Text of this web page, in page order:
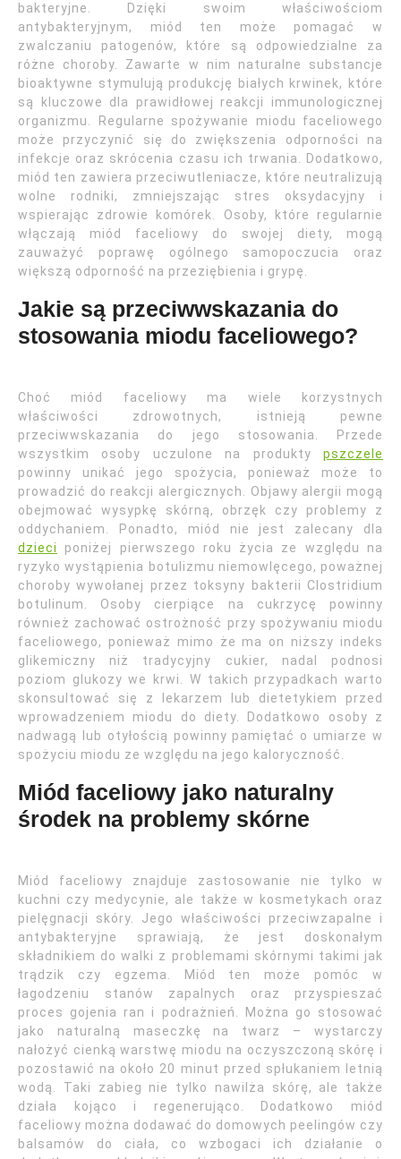
bakteryjne. Dzięki swoim właściwościom
antybakteryjnym, miód ten może pomagać w
zwalczaniu patogenów, które są odpowiedzialne za
różne choroby. Zawarte w nim naturalne substancje
bioaktywne stymulują produkcję białych krwinek, które
są kluczowe dla prawidłowej reakcji immunologicznej
organizmu. Regularne spożywanie miodu faceliowego
może przyczynić się do zwiększenia odporności na
infekcje oraz skrócenia czasu ich trwania. Dodatkowo,
miód ten zawiera przeciwutleniacze, które neutralizują
wolne rodniki, zmniejszając stres oksydacyjny i
wspierając zdrowie komórek. Osoby, które regularnie
włączają miód faceliowy do swojej diety, mogą
zauważyć poprawę ogólnego samopoczucia oraz
większą odporność na przeziębienia i grypę.
Jakie są przeciwwskazania do
stosowania miodu faceliowego?
Choć miód faceliowy ma wiele korzystnych
właściwości zdrowotnych, istnieją pewne
przeciwwskazania do jego stosowania. Przede
wszystkim osoby uczulone na produkty pszczele
powinny unikać jego spożycia, ponieważ może to
prowadzić do reakcji alergicznych. Objawy alergii mogą
obejmować wysypkę skórną, obrzęk czy problemy z
oddychaniem. Ponadto, miód nie jest zalecany dla
dzieci
poniżej pierwszego roku życia ze względu na
ryzyko wystąpienia botulizmu niemowlęcego, poważnej
choroby wywołanej przez toksyny bakterii Clostridium
botulinum. Osoby cierpiące na cukrzycę powinny
również zachować ostrożność przy spożywaniu miodu
faceliowego, ponieważ mimo że ma on niższy indeks
glikemiczny niż tradycyjny cukier, nadal podnosi
poziom glukozy we krwi. W takich przypadkach warto
skonsultować się z lekarzem lub dietetykiem przed
wprowadzeniem miodu do diety. Dodatkowo osoby z
nadwagą lub otyłością powinny pamiętać o umiarze w
spożyciu miodu ze względu na jego kaloryczność.
Miód faceliowy jako naturalny
środek na problemy skórne
Miód faceliowy znajduje zastosowanie nie tylko w
kuchni czy medycynie, ale także w kosmetykach oraz
pielęgnacji skóry. Jego właściwości przeciwzapalne i
antybakteryjne sprawiają, że jest doskonałym
składnikiem do walki z problemami skórnymi takimi jak
trądzik czy egzema. Miód ten może pomóc w
łagodzeniu stanów zapalnych oraz przyspieszać
proces gojenia ran i podrażnień. Można go stosować
jako naturalną maseczkę na twarz – wystarczy
nałożyć cienką warstwę miodu na oczyszczoną skórę i
pozostawić na około 20 minut przed spłukaniem letnią
wodą. Taki zabieg nie tylko nawilża skórę, ale także
działa kojąco i regenerująco. Dodatkowo miód
faceliowy można dodawać do domowych peelingów czy
balsamów do ciała, co wzbogaci ich działanie o